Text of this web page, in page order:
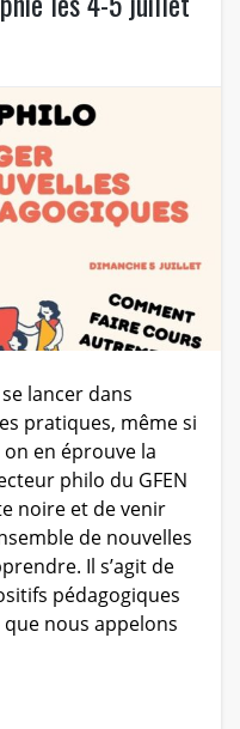
lancer dans
pratiques, même si
on en éprouve la
philo du GFEN
noire et de venir
de nouvelles
Il s’agit de
pédagogiques
que nous appelons